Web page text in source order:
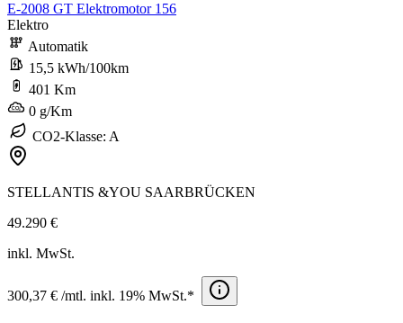
E-2008 GT Elektromotor 156
Elektro
Automatik
15,5 kWh/100km
401 Km
0 g/Km
CO2-Klasse: A
STELLANTIS &YOU SAARBRÜCKEN
49.290 €
inkl. MwSt.
300,37 € /mtl. inkl. 19% MwSt.*